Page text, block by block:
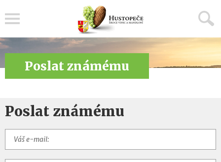
Poslat známému
Poslat známému